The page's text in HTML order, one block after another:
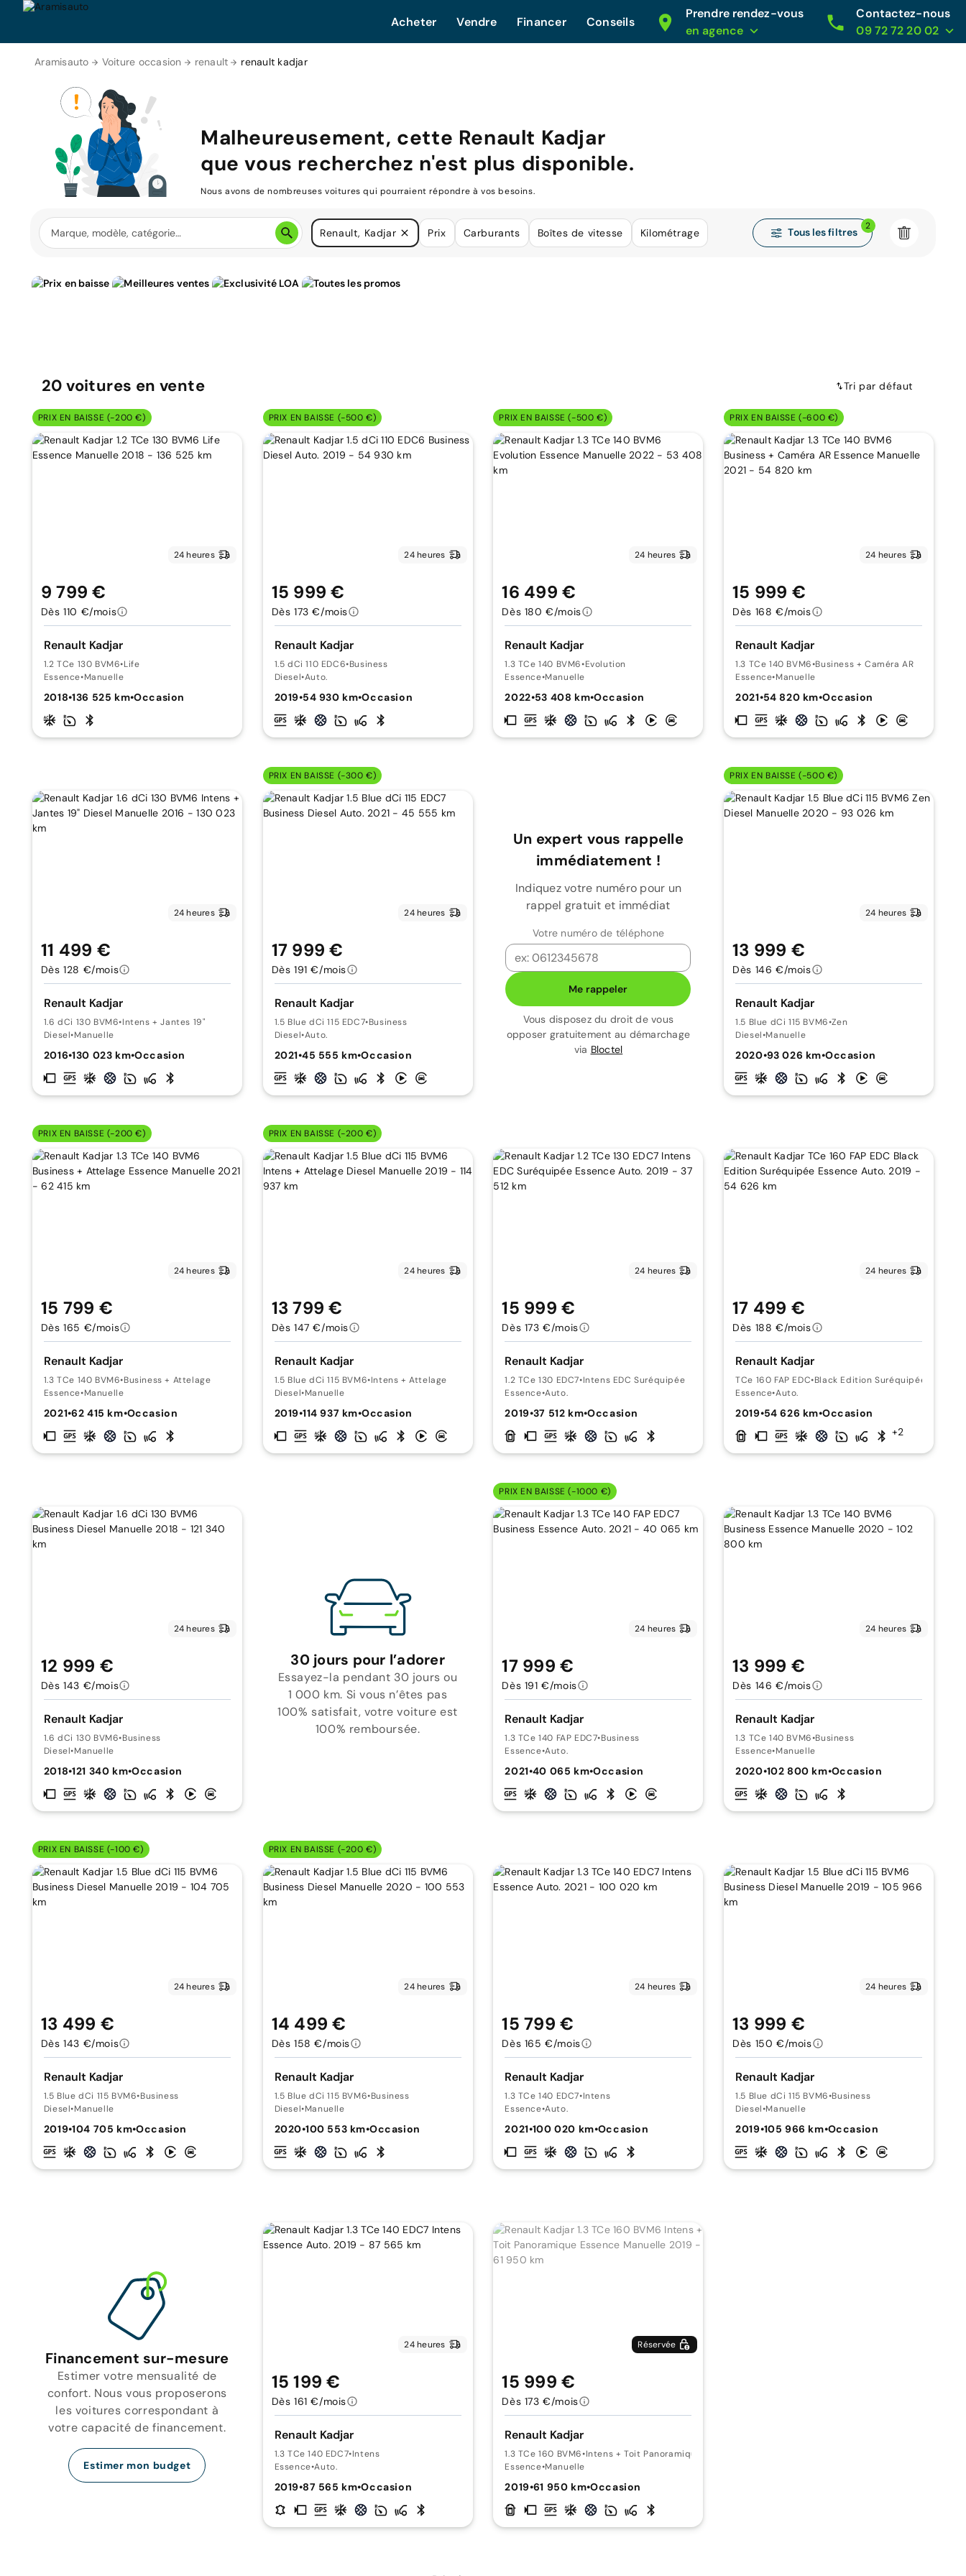
Acheter Vendre Financer Conseils
Prendre rendez-vous
en agence
Contactez-nous
09 72 72 20 02
Aramisauto Voiture occasion renault renault kadjar
Malheureusement, cette Renault Kadjar
que vous recherchez n'est plus disponible.
Nous avons de nombreuses voitures qui pourraient répondre à vos besoins.
Renault, Kadjar Prix Carburants Boîtes de vitesse Kilométrage Tous les filtres
2
20voitures en vente Tri par défaut
PRIX EN BAISSE (-200 €)
24 heures
Renault Kadjar
1.2 TCe 130 BVM6•Life
Essence•Manuelle
2018•136 525 km•Occasion
9 799 €
Dès 110 €/mois
PRIX EN BAISSE (-500 €)
24 heures
Renault Kadjar
1.5 dCi 110 EDC6•Business
Diesel•Auto.
2019•54 930 km•Occasion
15 999 €
Dès 173 €/mois
PRIX EN BAISSE (-500 €)
24 heures
Renault Kadjar
1.3 TCe 140 BVM6•Evolution
Essence•Manuelle
2022•53 408 km•Occasion
16 499 €
Dès 180 €/mois
PRIX EN BAISSE (-600 €)
24 heures
Renault Kadjar
1.3 TCe 140 BVM6•Business + Caméra AR
Essence•Manuelle
2021•54 820 km•Occasion
15 999 €
Dès 168 €/mois
24 heures
Renault Kadjar
1.6 dCi 130 BVM6•Intens + Jantes 19"
Diesel•Manuelle
2016•130 023 km•Occasion
11 499 €
Dès 128 €/mois
PRIX EN BAISSE (-300 €)
24 heures
Renault Kadjar
1.5 Blue dCi 115 EDC7•Business
Diesel•Auto.
2021•45 555 km•Occasion
17 999 €
Dès 191 €/mois
Un expert vous rappelle
immédiatement !
Indiquez votre numéro pour un
rappel gratuit et immédiat
Votre numéro de téléphone
Me rappeler
Vous disposez du droit de vous
opposer gratuitement au démarchage
via Bloctel
PRIX EN BAISSE (-500 €)
24 heures
Renault Kadjar
1.5 Blue dCi 115 BVM6•Zen
Diesel•Manuelle
2020•93 026 km•Occasion
13 999 €
Dès 146 €/mois
PRIX EN BAISSE (-200 €)
24 heures
Renault Kadjar
1.3 TCe 140 BVM6•Business + Attelage
Essence•Manuelle
2021•62 415 km•Occasion
15 799 €
Dès 165 €/mois
PRIX EN BAISSE (-200 €)
24 heures
Renault Kadjar
1.5 Blue dCi 115 BVM6•Intens + Attelage
Diesel•Manuelle
2019•114 937 km•Occasion
13 799 €
Dès 147 €/mois
24 heures
Renault Kadjar
1.2 TCe 130 EDC7•Intens EDC Suréquipée
Essence•Auto.
2019•37 512 km•Occasion
15 999 €
Dès 173 €/mois
24 heures
Renault Kadjar
TCe 160 FAP EDC•Black Edition Suréquipée
Essence•Auto.
2019•54 626 km•Occasion
+2
17 499 €
Dès 188 €/mois
24 heures
Renault Kadjar
1.6 dCi 130 BVM6•Business
Diesel•Manuelle
2018•121 340 km•Occasion
12 999 €
Dès 143 €/mois
30 jours pour l’adorer
Essayez-la pendant 30 jours ou
1 000 km. Si vous n’êtes pas
100% satisfait, votre voiture est
100% remboursée.
PRIX EN BAISSE (-1000 €)
24 heures
Renault Kadjar
1.3 TCe 140 FAP EDC7•Business
Essence•Auto.
2021•40 065 km•Occasion
17 999 €
Dès 191 €/mois
24 heures
Renault Kadjar
1.3 TCe 140 BVM6•Business
Essence•Manuelle
2020•102 800 km•Occasion
13 999 €
Dès 146 €/mois
PRIX EN BAISSE (-100 €)
24 heures
Renault Kadjar
1.5 Blue dCi 115 BVM6•Business
Diesel•Manuelle
2019•104 705 km•Occasion
13 499 €
Dès 143 €/mois
PRIX EN BAISSE (-200 €)
24 heures
Renault Kadjar
1.5 Blue dCi 115 BVM6•Business
Diesel•Manuelle
2020•100 553 km•Occasion
14 499 €
Dès 158 €/mois
24 heures
Renault Kadjar
1.3 TCe 140 EDC7•Intens
Essence•Auto.
2021•100 020 km•Occasion
15 799 €
Dès 165 €/mois
24 heures
Renault Kadjar
1.5 Blue dCi 115 BVM6•Business
Diesel•Manuelle
2019•105 966 km•Occasion
13 999 €
Dès 150 €/mois
Financement sur-mesure
Estimer votre mensualité de
confort. Nous vous proposerons
les voitures correspondant à
votre capacité de financement.
Estimer mon budget
24 heures
Renault Kadjar
1.3 TCe 140 EDC7•Intens
Essence•Auto.
2019•87 565 km•Occasion
15 199 €
Dès 161 €/mois
Réservée
Renault Kadjar
1.3 TCe 160 BVM6•Intens + Toit Panoramique
Essence•Manuelle
2019•61 950 km•Occasion
15 999 €
Dès 173 €/mois